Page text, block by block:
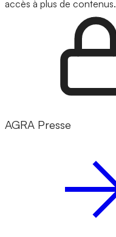
accès à plus de contenus.
AGRA Presse